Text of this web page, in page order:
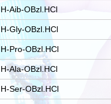
H-Aib-OBzl.HCl
H-Gly-OBzl.HCl
H-Pro-OBzl.HCl
H-Ala-OBzl.HCl
H-Ser-OBzl.HCl